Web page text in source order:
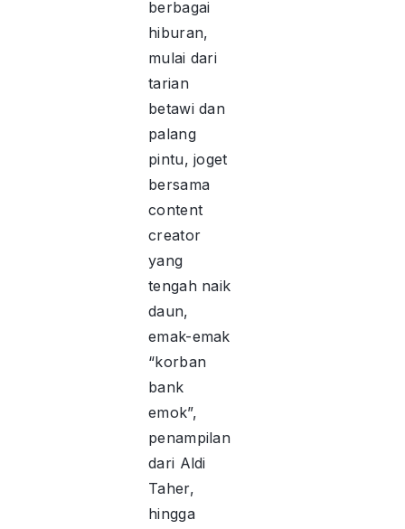
berbagai
hiburan,
mulai dari
tarian
betawi dan
palang
pintu, joget
bersama
content
creator
yang
tengah naik
daun,
emak-emak
“korban
bank
emok”,
penampilan
dari Aldi
Taher,
hingga